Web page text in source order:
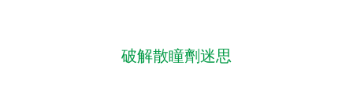
破解散瞳劑迷思